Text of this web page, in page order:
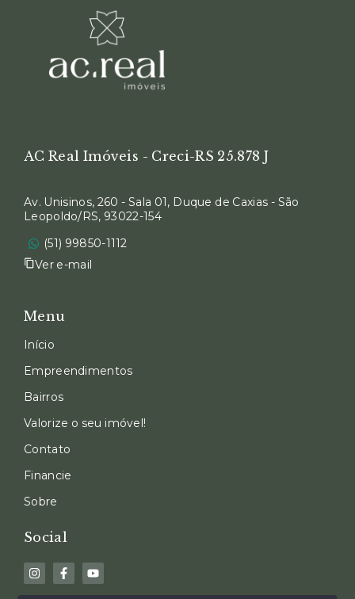
AC Real Imóveis - Creci-RS 25.878 J
Av. Unisinos, 260 - Sala 01, Duque de Caxias - São
Leopoldo/RS, 93022-154
(51) 99850-1112
Ver e-mail
Menu
Início
Empreendimentos
Bairros
Valorize o seu imóvel!
Contato
Financie
Sobre
Social